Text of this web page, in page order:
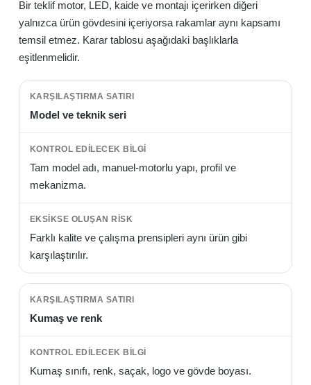
Bir teklif motor, LED, kaide ve montajı içerirken diğeri
yalnızca ürün gövdesini içeriyorsa rakamlar aynı kapsamı
temsil etmez. Karar tablosu aşağıdaki başlıklarla
eşitlenmelidir.
Model ve teknik seri
Tam model adı, manuel-motorlu yapı, profil ve
mekanizma.
Farklı kalite ve çalışma prensipleri aynı ürün gibi
karşılaştırılır.
Kumaş ve renk
Kumaş sınıfı, renk, saçak, logo ve gövde boyası.